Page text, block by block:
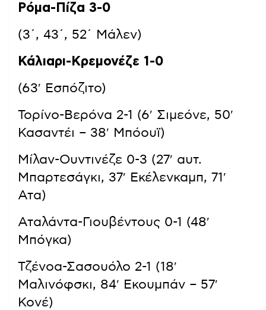
Ρόμα-Πίζα 3-0
(3΄, 43΄, 52΄ Μάλεν)
Κάλιαρι-Κρεμονέζε 1-0
(63′ Εσπόζιτο)
Τορίνο-Βερόνα 2-1 (6′ Σιμεόνε, 50′
Κασαντέι – 38′ Μπόουϊ)
Μίλαν-Ουντινέζε 0-3 (27′ αυτ.
Μπαρτεσάγκι, 37′ Εκέλενκαμπ, 71′
Ατα)
Αταλάντα-Γιουβέντους 0-1 (48′
Μπόγκα)
Τζένοα-Σασουόλο 2-1 (18′
Μαλινόφσκι, 84′ Εκουμπάν – 57′
Κονέ)